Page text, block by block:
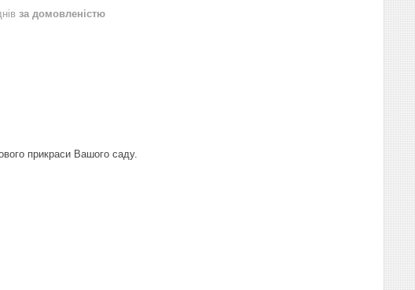
за домовленістю
прикраси Вашого саду.